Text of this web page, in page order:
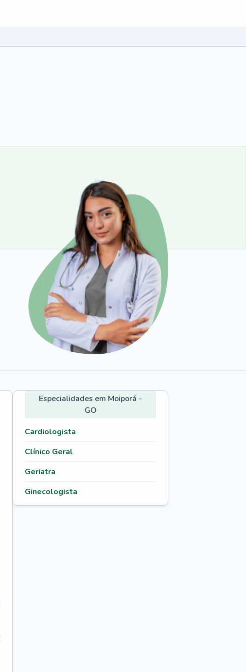
Especialidades em Moiporá -
GO
Cardiologista
Clínico Geral
Geriatra
Ginecologista